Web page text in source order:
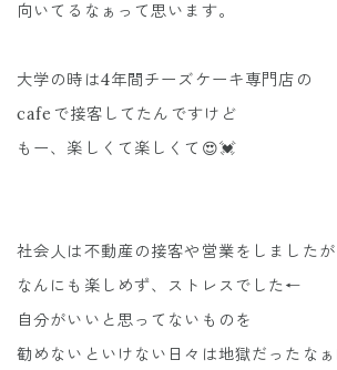
向いてるなぁって思います。
大学の時は4年間チーズケーキ専門店の
cafeで接客してたんですけど
もー、楽しくて楽しくて😍💓
社会人は不動産の接客や営業をしましたが
なんにも楽しめず、ストレスでした←
自分がいいと思ってないものを
勧めないといけない日々は地獄だったなぁ